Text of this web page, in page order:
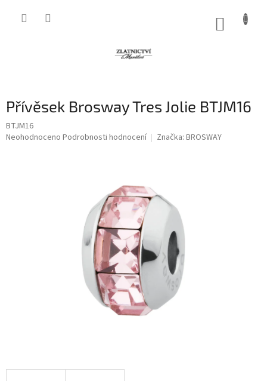
Přívěsek Brosway Tres Jolie BTJM16
BTJM16
Průměrné
Neohodnoceno Podrobnosti hodnocení Značka: BROSWAY